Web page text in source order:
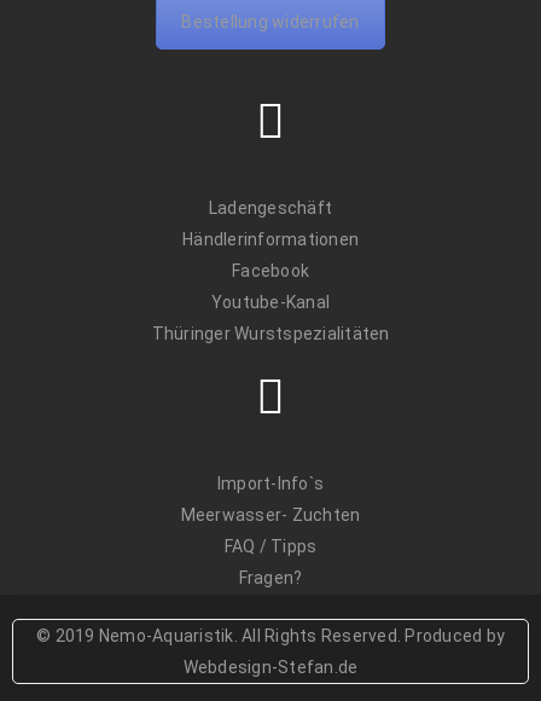
Bestellung widerrufen
Ladengeschäft
Händlerinformationen
Facebook
Youtube-Kanal
Thüringer Wurstspezialitäten
Import-Info`s
Meerwasser- Zuchten
FAQ / Tipps
Fragen?
© 2019 Nemo-Aquaristik. All Rights Reserved. Produced by
Webdesign-Stefan.de